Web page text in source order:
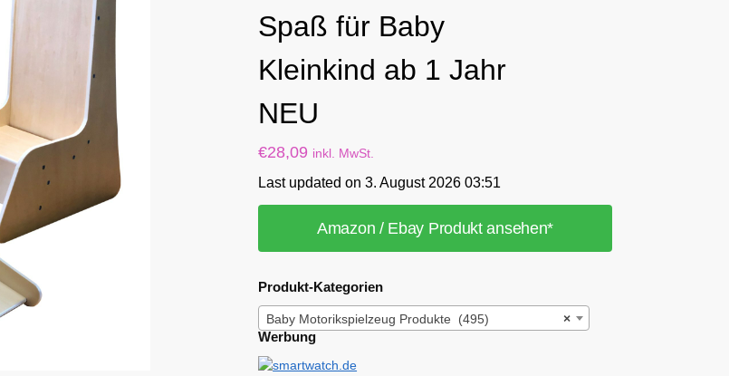
Spaß für Baby
Kleinkind ab 1 Jahr
NEU
€28,09 inkl. MwSt.
Last updated on 3. August 2026 03:51
Amazon / Ebay Produkt ansehen*
Produkt-Kategorien
×
Baby Motorikspielzeug Produkte (495)
Werbung